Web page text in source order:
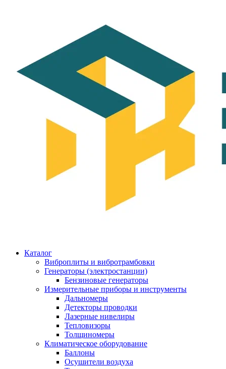
Каталог
Виброплиты и вибротрамбовки
Генераторы (электростанции)
Бензиновые генераторы
Измерительные приборы и инструменты
Дальномеры
Детекторы проводки
Лазерные нивелиры
Тепловизоры
Толщиномеры
Климатическое оборудование
Баллоны
Осушители воздуха